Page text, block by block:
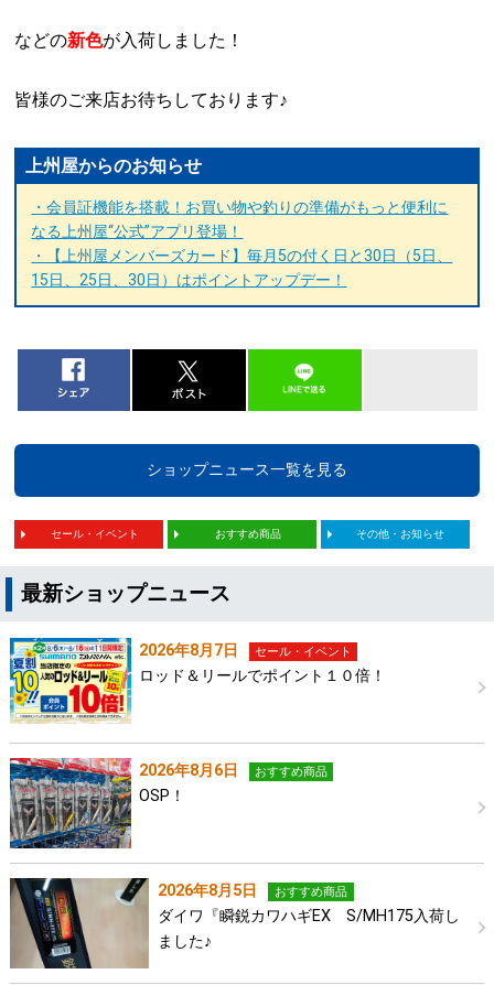
などの新色が入荷しました！
皆様のご来店お待ちしております♪
上州屋からのお知らせ
・会員証機能を搭載！お買い物や釣りの準備がもっと便利に
なる上州屋“公式”アプリ登場！
・【上州屋メンバーズカード】毎月5の付く日と30日（5日、
15日、25日、30日）はポイントアップデー！
ショップニュース一覧を見る
セール・イベント おすすめ商品 その他・お知らせ
最新ショップニュース
2026年8月7日 セール・イベント
ロッド＆リールでポイント１０倍！
2026年8月6日 おすすめ商品
OSP！
2026年8月5日 おすすめ商品
ダイワ『瞬鋭カワハギEX S/MH175入荷し
ました♪